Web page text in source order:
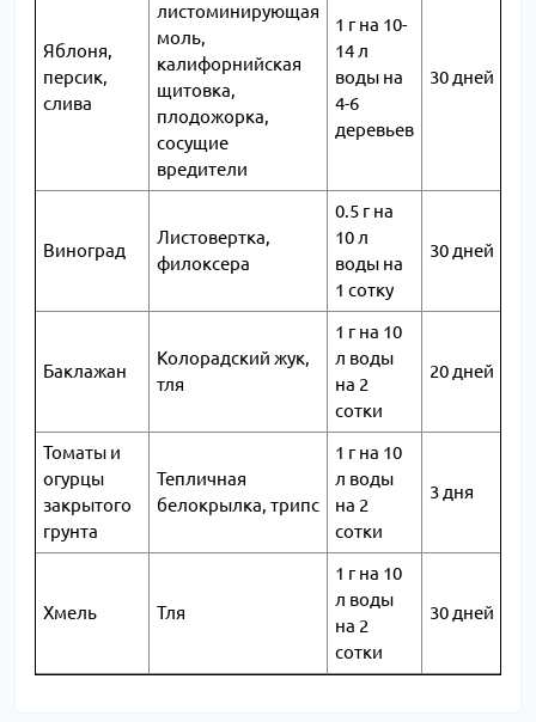
Яблоня,
персик,
слива
листоминирующая
моль,
калифорнийская
щитовка,
плодожорка,
сосущие
вредители
1 г на 10-
14 л
воды на
4-6
деревьев
30 дней
Виноград
Листовертка,
филоксера
0.5 г на
10 л
воды на
1 сотку
30 дней
Баклажан
Колорадский жук,
тля
1 г на 10
л воды
на 2
сотки
20 дней
Томаты и
огурцы
закрытого
грунта
Тепличная
белокрылка, трипс
1 г на 10
л воды
на 2
сотки
3 дня
Хмель Тля
1 г на 10
л воды
на 2
сотки
30 дней